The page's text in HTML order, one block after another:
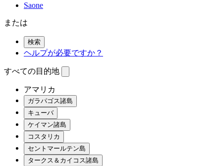
Saone
または
検索
ヘルプが必要ですか？
すべての目的地
アマリカ
ガラパゴス諸島
キューバ
ケイマン諸島
コスタリカ
セントマールテン島
タークス＆カイコス諸島